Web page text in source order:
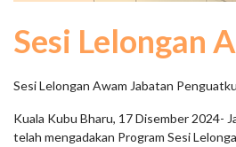
Sesi Lelongan
Sesi Lelongan Awam Jabatan
Kuala Kubu Bharu, 17 Disember 2024-
telah mengadakan Program Sesi